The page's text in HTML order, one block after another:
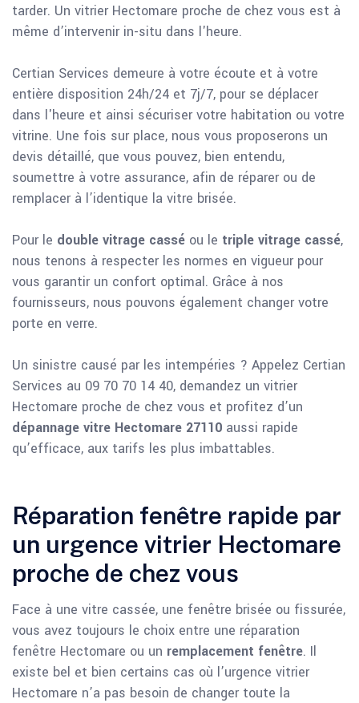
tarder. Un vitrier Hectomare proche de chez vous est à
même d’intervenir in-situ dans l'heure.
Certian Services demeure à votre écoute et à votre
entière disposition 24h/24 et 7j/7, pour se déplacer
dans l'heure et ainsi sécuriser votre habitation ou votre
vitrine. Une fois sur place, nous vous proposerons un
devis détaillé, que vous pouvez, bien entendu,
soumettre à votre assurance, afin de réparer ou de
remplacer à l’identique la vitre brisée.
Pour le double vitrage cassé ou le triple vitrage cassé,
nous tenons à respecter les normes en vigueur pour
vous garantir un confort optimal. Grâce à nos
fournisseurs, nous pouvons également changer votre
porte en verre.
Un sinistre causé par les intempéries ? Appelez Certian
Services au 09 70 70 14 40, demandez un vitrier
Hectomare proche de chez vous et profitez d’un
dépannage vitre Hectomare 27110 aussi rapide
qu’efficace, aux tarifs les plus imbattables.
Réparation fenêtre rapide par
un urgence vitrier Hectomare
proche de chez vous
Face à une vitre cassée, une fenêtre brisée ou fissurée,
vous avez toujours le choix entre une réparation
fenêtre Hectomare ou un remplacement fenêtre. Il
existe bel et bien certains cas où l’urgence vitrier
Hectomare n’a pas besoin de changer toute la